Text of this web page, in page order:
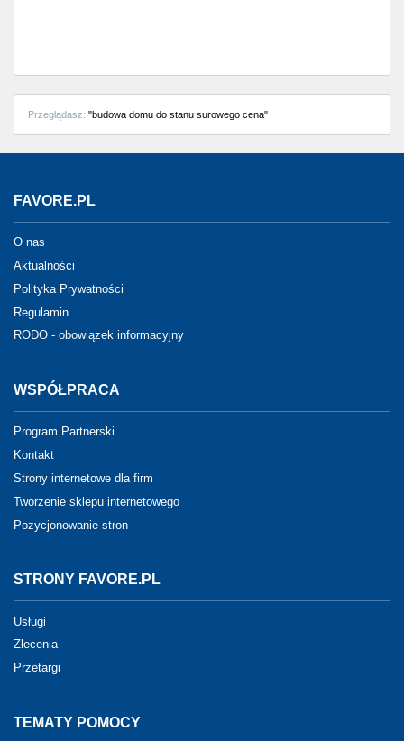
Przeglądasz: "budowa domu do stanu surowego cena"
FAVORE.PL
O nas
Aktualności
Polityka Prywatności
Regulamin
RODO - obowiązek informacyjny
WSPÓŁPRACA
Program Partnerski
Kontakt
Strony internetowe dla firm
Tworzenie sklepu internetowego
Pozycjonowanie stron
STRONY FAVORE.PL
Usługi
Zlecenia
Przetargi
TEMATY POMOCY